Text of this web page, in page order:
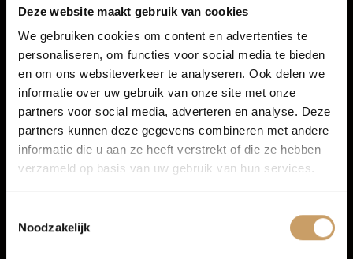
Deze website maakt gebruik van cookies
We gebruiken cookies om content en advertenties te
personaliseren, om functies voor social media te bieden
en om ons websiteverkeer te analyseren. Ook delen we
informatie over uw gebruik van onze site met onze
partners voor social media, adverteren en analyse. Deze
partners kunnen deze gegevens combineren met andere
informatie die u aan ze heeft verstrekt of die ze hebben
verzameld op basis van uw gebruik van hun services.
Noodzakelijk
Infotainment
Financiering
Autoverzekeringen
Verkoop
Auto onderhoud
Over Autobedrijf De Baaij